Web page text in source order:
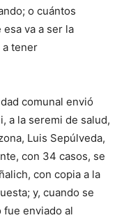
o cuántos
va a ser la
a tener
comunal envió
a la seremi de salud,
Luis Sepúlveda,
con 34 casos, se
con copia a la
y, cuando se
enviado al